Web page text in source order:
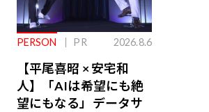
PERSON PR 2026.8.6
【平尾喜昭 × 安宅和
人】「AIは希望にも絶
望にもなる」データサ